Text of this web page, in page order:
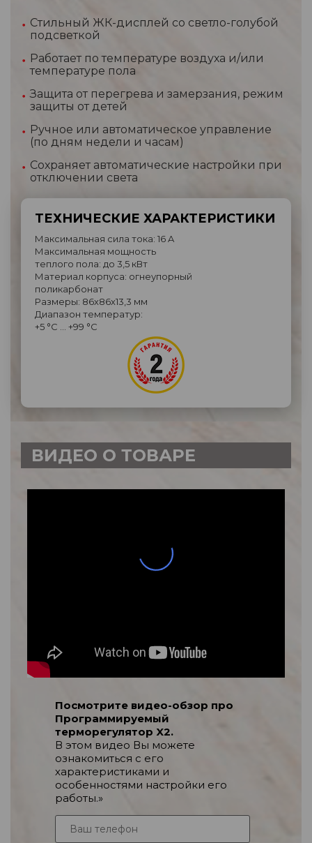
Стильный ЖК-дисплей со светло-голубой
подсветкой
Работает по температуре воздуха и/или
температуре пола
Защита от перегрева и замерзания, режим
защиты от детей
Ручное или автоматическое управление
(по дням недели и часам)
Сохраняет автоматические настройки при
отключении света
ТЕХНИЧЕСКИЕ ХАРАКТЕРИСТИКИ
Максимальная сила тока: 16 A
Максимальная мощность
теплого пола: до 3,5 кВт
Материал корпуса: огнеупорный
поликарбонат
Размеры: 86х86х13,3 мм
Диапазон температур:
+5 °C … +99 °C
ВИДЕО О ТОВАРЕ
Посмотрите видео-обзор про
Программируемый
терморегулятор X2.
В этом видео Вы можете
ознакомиться с его
характеристиками и
особенностями настройки его
работы.»